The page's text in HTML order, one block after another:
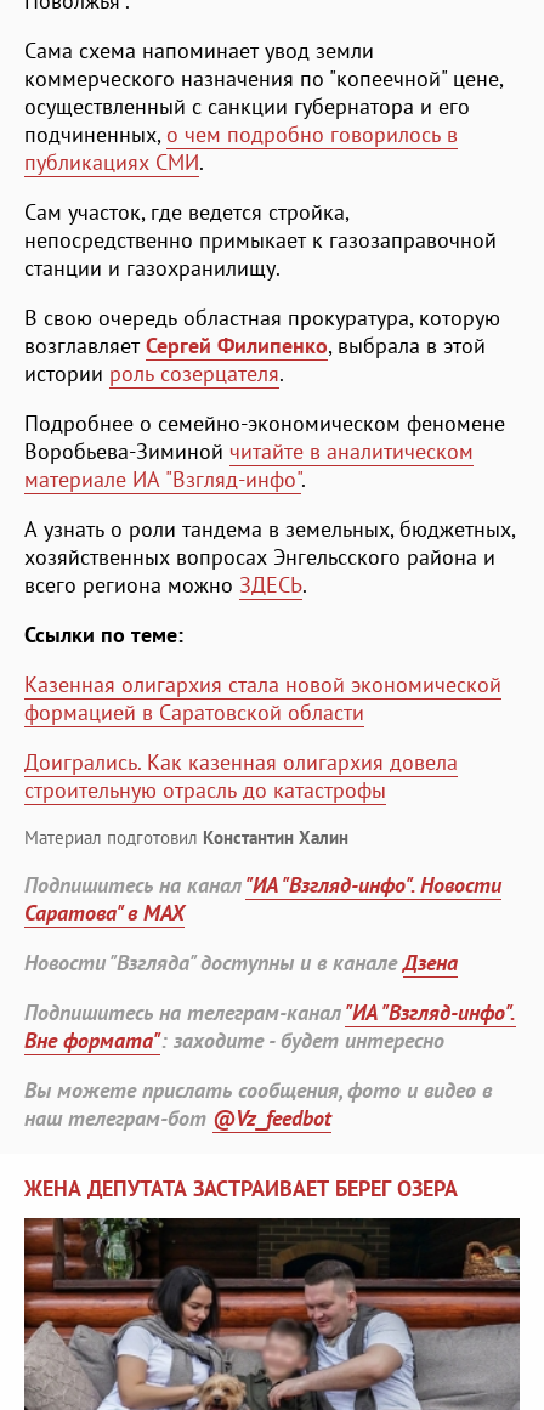
Сама схема напоминает увод земли
коммерческого назначения по "копеечной" цене,
осуществленный с санкции губернатора и его
подчиненных, о чем подробно говорилось в
публикациях СМИ.
Сам участок, где ведется стройка,
непосредственно примыкает к газозаправочной
станции и газохранилищу.
В свою очередь областная прокуратура, которую
возглавляетСергей Филипенко, выбрала в этой
истории роль созерцателя.
Подробнее о семейно-экономическом феномене
Воробьева-Зиминой читайте в аналитическом
материале ИА "Взгляд-инфо".
А узнать о роли тандема в земельных, бюджетных,
хозяйственных вопросах Энгельсского района и
всего региона можно ЗДЕСЬ.
Ссылки по теме:
Казенная олигархия стала новой экономической
формацией в Саратовской области
Доигрались. Как казенная олигархия довела
строительную отрасль до катастрофы
Материал подготовил Константин Халин
Подпишитесь на канал"ИА "Взгляд-инфо". Новости
Саратова" в MAX
Новости "Взгляда" доступны и в каналеДзена
Подпишитесь на телеграм-канал"ИА "Взгляд-инфо".
Вне формата": заходите - будет интересно
Вы можете прислать сообщения, фото и видео в
наш телеграм-бот @Vz_feedbot
ЖЕНА ДЕПУТАТА ЗАСТРАИВАЕТ БЕРЕГ ОЗЕРА